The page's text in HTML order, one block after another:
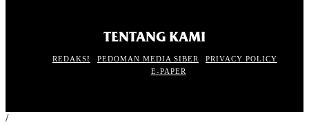
TENTANG KAMI
REDAKSI PEDOMAN MEDIA SIBER
PRIVACY POLICY
E-PAPER
/